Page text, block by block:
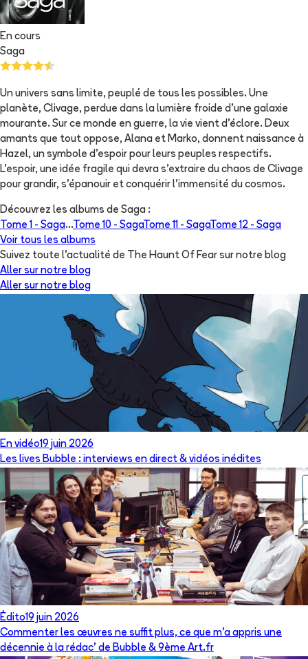
En cours
Saga
Un univers sans limite, peuplé de tous les possibles. Une
planète, Clivage, perdue dans la lumière froide d'une galaxie
mourante. Sur ce monde en guerre, la vie vient d'éclore. Deux
amants que tout oppose, Alana et Marko, donnent naissance à
Hazel, un symbole d'espoir pour leurs peuples respectifs.
L'espoir, une idée fragile qui devra s'extraire du chaos de Clivage
pour grandir, s'épanouir et conquérir l'immensité du cosmos.
Découvrez les albums de Saga :
Tome 1 - Saga...Tome 10 - SagaTome 11 - SagaTome 12 - Saga
Voir tous les albums
Suivez toute l'actualité de The Haunt Of Fear sur notre blog
Aller sur notre blog
Aller sur notre blog
En vidéo19 juin 2026
Les lives Bubble : interviews en direct & vidéos inédites
Édito19 juin 2026
Commenter les œuvres ne suffit plus, ce que m’a appris une
décennie à la rédac’ de Bubble & 9ème Art.fr